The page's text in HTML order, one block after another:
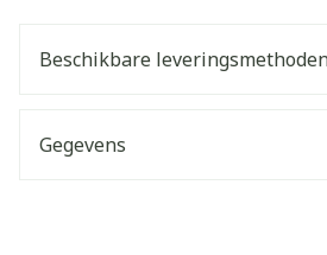
Beschikbare
Gegevens